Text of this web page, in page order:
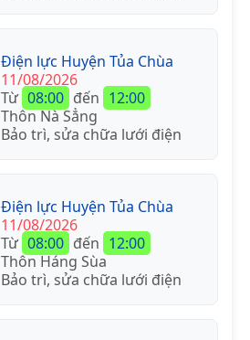
Điện lực Huyện Tủa Chùa
11/08/2026
Từ 08:00 đến 12:00
Thôn Nà Sẳng
Bảo trì, sửa chữa lưới điện
Điện lực Huyện Tủa Chùa
11/08/2026
Từ 08:00 đến 12:00
Thôn Háng Sùa
Bảo trì, sửa chữa lưới điện